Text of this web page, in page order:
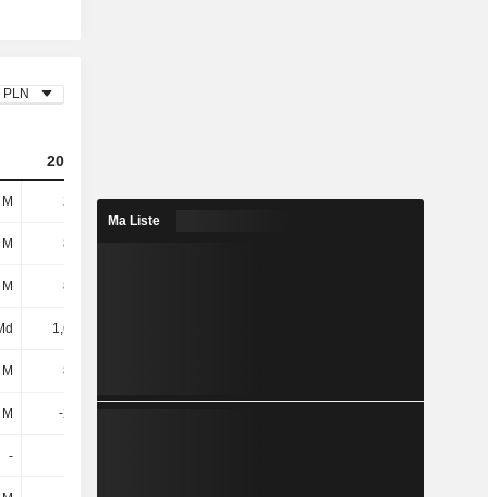
PLN
2023
278 M 710 M -2,55 Md
833 M
854 M
1,69 Md
882 M
-214 M
-
Ma Liste